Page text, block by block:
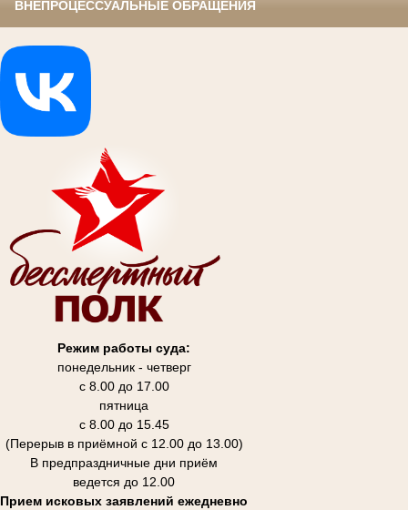
ВНЕПРОЦЕССУАЛЬНЫЕ ОБРАЩЕНИЯ
Режим работы суда:
понедельник - четверг
с 8.00 до 17.00
пятница
с 8.00 до 15.45
(Перерыв в приёмной с 12.00 до 13.00)
В предпраздничные дни приём
ведется до 12.00
Прием исковых заявлений ежедневно